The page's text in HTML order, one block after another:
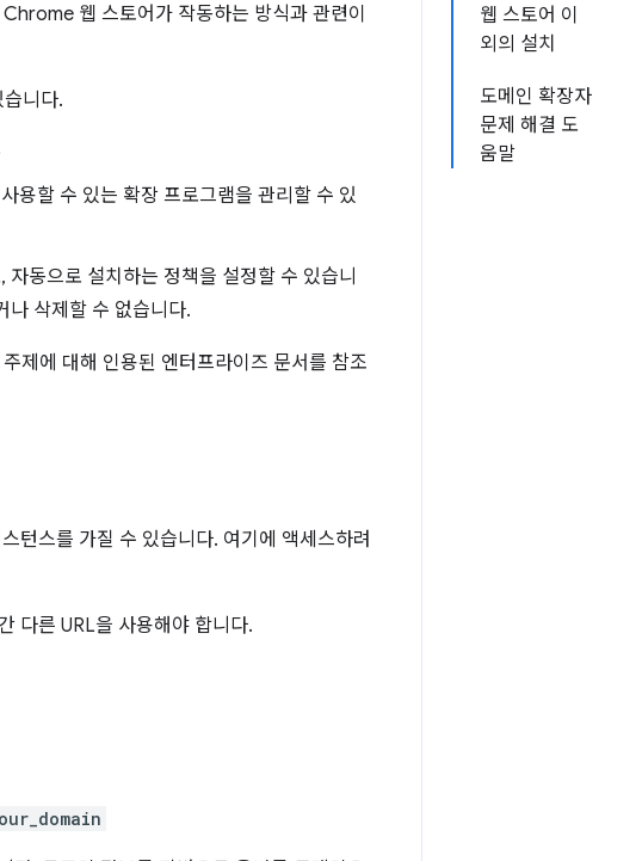
웹 스토어 이
외의 설치
도메인 확장자
문제 해결 도
움말
웹 스토어가 작동하는 방식과 관련이
니다.
용할 수 있는 확장 프로그램을 관리할 수 있
동으로 설치하는 정책을 설정할 수 있습니
나 삭제할 수 없습니다.
제에 대해 인용된 엔터프라이즈 문서를 참조
스를 가질 수 있습니다. 여기에 액세스하려
다른 URL을 사용해야 합니다.